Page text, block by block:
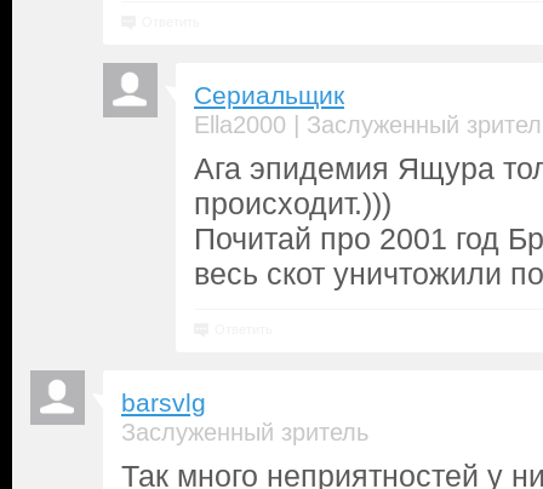
Сериальщик
Ella2000 | Заслуженный
Ага эпидемия Ящура
происходит.)))
Почитай про 2001 год
весь скот уничтожили
barsvlg
Заслуженный зритель
Так много неприятностей у